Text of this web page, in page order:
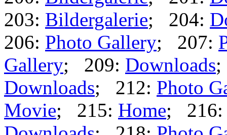
203: Bildergalerie; 204:
206: Photo Gallery; 207:
Gallery; 209: Downloads
Downloads; 212: Photo
Movie; 215: Home;